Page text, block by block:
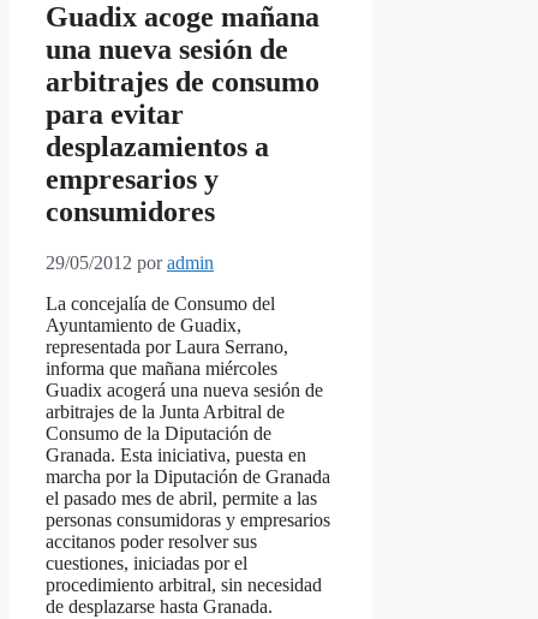
Guadix acoge mañana
una nueva sesión de
arbitrajes de consumo
para evitar
desplazamientos a
empresarios y
consumidores
29/05/2012 poradmin
La concejalía de Consumo del
Ayuntamiento de Guadix,
representada por Laura Serrano,
informa que mañana miércoles
Guadix acogerá una nueva sesión de
arbitrajes de la Junta Arbitral de
Consumo de la Diputación de
Granada. Esta iniciativa, puesta en
marcha por la Diputación de Granada
el pasado mes de abril, permite a las
personas consumidoras y empresarios
accitanos poder resolver sus
cuestiones, iniciadas por el
procedimiento arbitral, sin necesidad
de desplazarse hasta Granada.